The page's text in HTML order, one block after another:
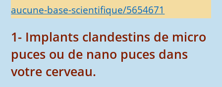
aucune-base-scientifique/5654671
1- Implants clandestins de micro
puces ou de nano puces dans
votre cerveau.